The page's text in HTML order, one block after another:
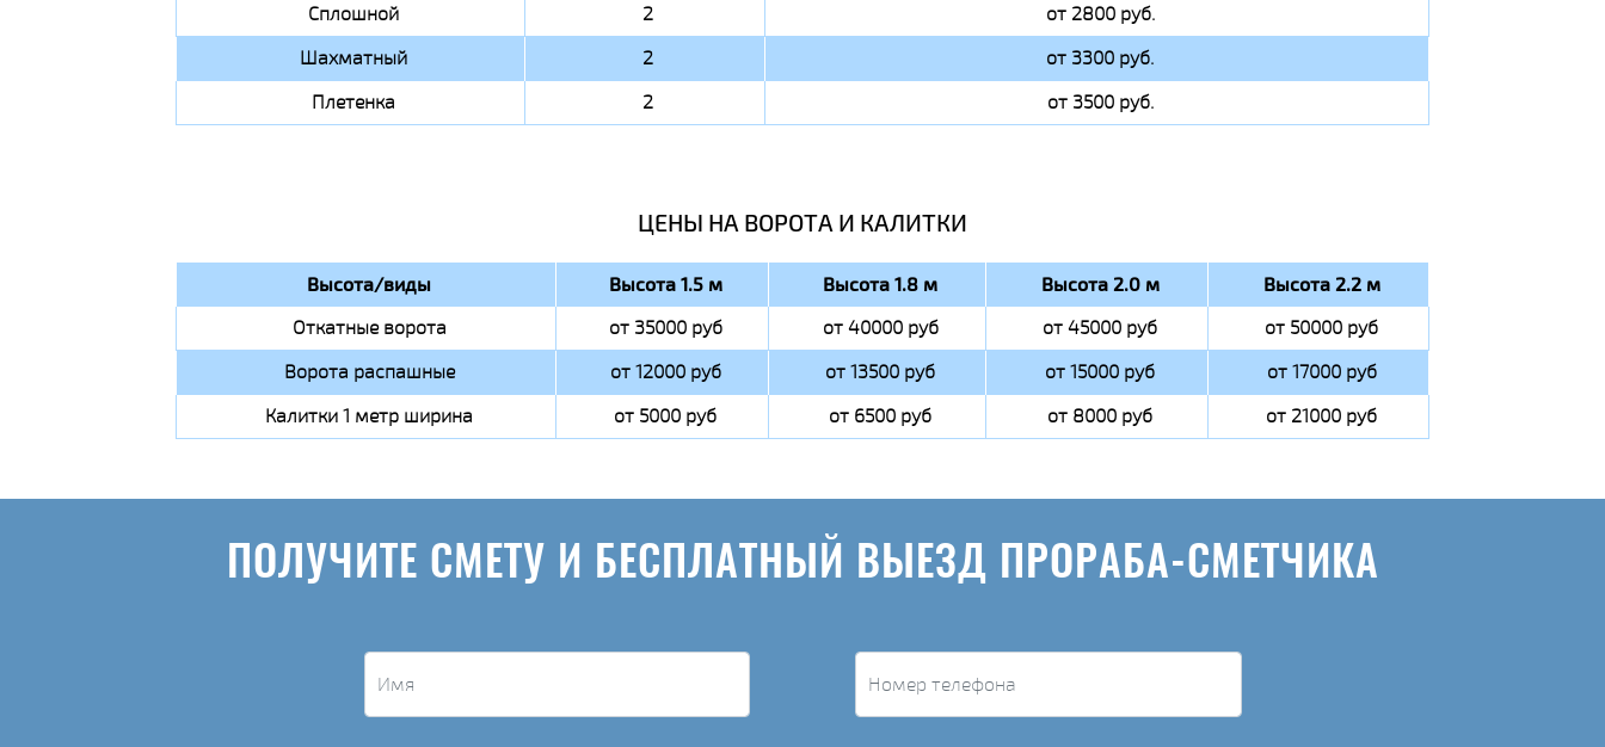
Сплошной
2
от 2800 руб.
Шахматный
2
от 3300 руб.
Плетенка
2 от 3500 руб.
ЦЕНЫ НА ВОРОТА И КАЛИТКИ
Высота/виды Высота 1.5 м Высота 1.8 м Высота 2.0 м Высота 2.2 м
Откатные ворота от 35000 руб от 40000 руб от 45000 руб
от 50000 руб
Ворота распашные
от 12000 руб от 13500 руб от 15000 руб
от 17000 руб
Калитки 1 метр ширина
от 5000 руб от 6500 руб от 8000 руб от 21000 руб
ПОЛУЧИТЕ СМЕТУ И БЕСПЛАТНЫЙ ВЫЕЗД ПРОРАБА-СМЕТЧИКА